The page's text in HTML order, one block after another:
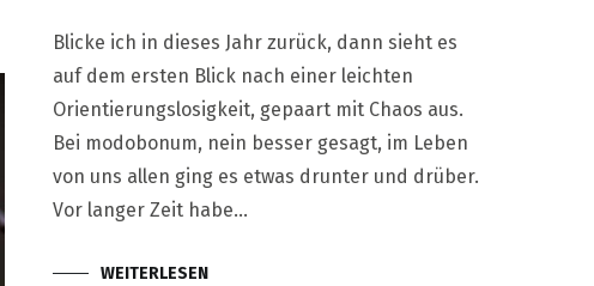
Blicke ich in dieses Jahr zurück, dann sieht es
auf dem ersten Blick nach einer leichten
Orientierungslosigkeit, gepaart mit Chaos aus.
Bei modobonum, nein besser gesagt, im Leben
von uns allen ging es etwas drunter und drüber.
Vor langer Zeit habe…
WEITERLESEN